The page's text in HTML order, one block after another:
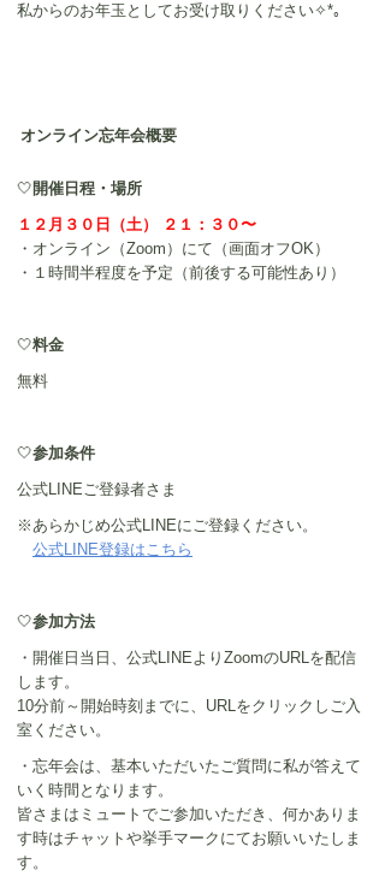
私からのお年玉としてお受け取りください✧*｡
オンライン忘年会概要
🤍 開催日程・場所
１２月３０日（土） ２１：３０〜
・オンライン（Zoom）にて（画面オフOK）
・１時間半程度を予定（前後する可能性あり）
🤍料金
無料
🤍参加条件
公式LINEご登録者さま
※あらかじめ公式LINEにご登録ください。
公式LINE登録はこちら
🤍参加方法
・開催日当日、公式LINEよりZoomのURLを配信
します。
10分前～開始時刻までに、URLをクリックしご入
室ください。
・忘年会は、基本いただいたご質問に私が答えて
いく時間となります。
皆さまはミュートでご参加いただき、何かありま
す時はチャットや挙手マークにてお願いいたしま
す。